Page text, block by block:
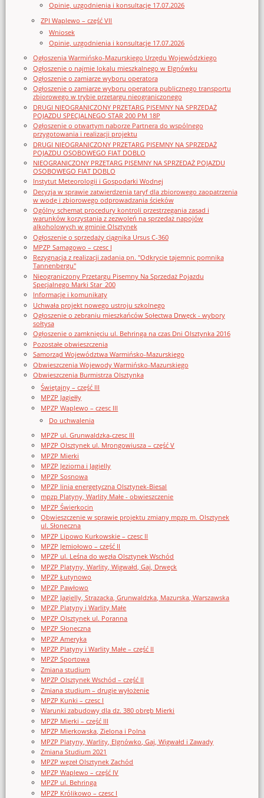
Opinie, uzgodnienia i konsultacje 17.07.2026
ZPI Waplewo – część VII
Wniosek
Opinie, uzgodnienia i konsultacje 17.07.2026
Ogłoszenia Warmińsko-Mazurskiego Urzędu Wojewódzkiego
Ogłoszenie o najmie lokalu mieszkalnego w Elgnówku
Ogłoszenie o zamiarze wyboru operatora
Ogłoszenie o zamiarze wyboru operatora publicznego transportu
zbiorowego w trybie przetargu nieograniczonego
DRUGI NIEOGRANICZONY PRZETARG PISEMNY NA SPRZEDAŻ
POJAZDU SPECJALNEGO STAR 200 PM 18P
Ogłoszenie o otwartym naborze Partnera do wspólnego
przygotowania i realizacji projektu
DRUGI NIEOGRANICZONY PRZETARG PISEMNY NA SPRZEDAŻ
POJAZDU OSOBOWEGO FIAT DOBLO
NIEOGRANICZONY PRZETARG PISEMNY NA SPRZEDAŻ POJAZDU
OSOBOWEGO FIAT DOBLO
Instytut Meteorologii i Gospodarki Wodnej
Decyzja w sprawie zatwierdzenia taryf dla zbiorowego zaopatrzenia
w wodę i zbiorowego odprowadzania ścieków
Ogólny schemat procedury kontroli przestrzegania zasad i
warunków korzystania z zezwoleń na sprzedaż napojów
alkoholowych w gminie Olsztynek
Ogłoszenie o sprzedaży ciągnika Ursus C-360
MPZP Samagowo – czesc I
Rezygnacja z realizacji zadania pn. "Odkrycie tajemnic pomnika
Tannenbergu"
Nieograniczony Przetargu Pisemny Na Sprzedaż Pojazdu
Specjalnego Marki Star_200
Informacje i komunikaty
Uchwała projekt nowego ustroju szkolnego
Ogłoszenie o zebraniu mieszkańców Sołectwa Drwęck - wybory
sołtysa
Ogłoszenie o zamknięciu ul. Behringa na czas Dni Olsztynka 2016
Pozostałe obwieszczenia
Samorząd Województwa Warmińsko-Mazurskiego
Obwieszczenia Wojewody Warmińsko-Mazurskiego
Obwieszczenia Burmistrza Olsztynka
Świętajny – część III
MPZP Jagiełły
MPZP Waplewo – czesc III
Do uchwalenia
MPZP ul. Grunwaldzka-czesc III
MPZP Olsztynek ul. Mrongowiusza – część V
MPZP Mierki
MPZP Jeziorna i Jagielly
MPZP Sosnowa
MPZP linia energetyczna Olsztynek-Biesal
mpzp Platyny, Warlity Małe - obwieszczenie
MPZP Świerkocin
Obwieszczenie w sprawie projektu zmiany mpzp m. Olsztynek
ul. Słoneczna
MPZP Lipowo Kurkowskie – czesc II
MPZP Jemiołowo – część II
MPZP ul. Leśna do węzła Olsztynek Wschód
MPZP Platyny, Warlity, Wigwałd, Gaj, Drwęck
MPZP Łutynowo
MPZP Pawłowo
MPZP Jagielly, Strazacka, Grunwaldzka, Mazurska, Warszawska
MPZP Platyny i Warlity Małe
MPZP Olsztynek ul. Poranna
MPZP Słoneczna
MPZP Ameryka
MPZP Platyny i Warlity Małe – część II
MPZP Sportowa
Zmiana studium
MPZP Olsztynek Wschód – część II
Zmiana studium – drugie wyłożenie
MPZP Kunki – czesc I
Warunki zabudowy dla dz. 380 obręb Mierki
MPZP Mierki – część III
MPZP Mierkowska, Zielona i Polna
MPZP Platyny, Warlity, Elgnówko, Gaj, Wigwałd i Zawady
Zmiana Studium 2021
MPZP węzeł Olsztynek Zachód
MPZP Waplewo – część IV
MPZP ul. Behringa
MPZP Królikowo – czesc I